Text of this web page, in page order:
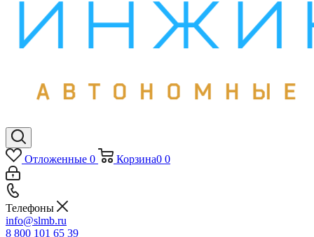
Отложенные 0 Корзина0 0
Телефоны
info@slmb.ru
8 800 101 65 39